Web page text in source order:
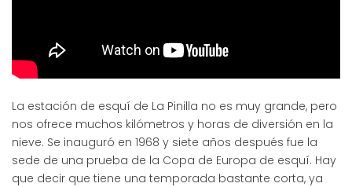
La estación de esquí de La Pinilla no es muy grande, pero
nos ofrece muchos kilómetros y horas de diversión en la
nieve. Se inauguró en 1968 y siete años después fue la
sede de una prueba de la Copa de Europa de esquí. Hay
que decir que tiene una temporada bastante corta, ya